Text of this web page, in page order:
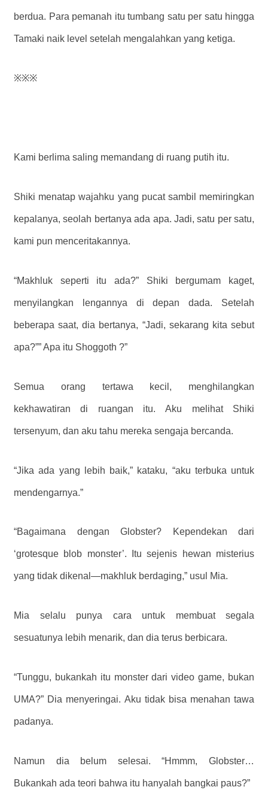
berdua. Para pemanah itu tumbang satu per satu hingga
Tamaki naik level setelah mengalahkan yang ketiga.
※※※
Kami berlima saling memandang di ruang putih itu.
Shiki menatap wajahku yang pucat sambil memiringkan
kepalanya, seolah bertanya ada apa. Jadi, satu per satu,
kami pun menceritakannya.
“Makhluk seperti itu ada?” Shiki bergumam kaget,
menyilangkan lengannya di depan dada. Setelah
beberapa saat, dia bertanya, “Jadi, sekarang kita sebut
apa?”” Apa itu Shoggoth ?”
Semua orang tertawa kecil, menghilangkan
kekhawatiran di ruangan itu. Aku melihat Shiki
tersenyum, dan aku tahu mereka sengaja bercanda.
“Jika ada yang lebih baik,” kataku, “aku terbuka untuk
mendengarnya.”
“Bagaimana dengan Globster? Kependekan dari
‘grotesque blob monster’. Itu sejenis hewan misterius
yang tidak dikenal—makhluk berdaging,” usul Mia.
Mia selalu punya cara untuk membuat segala
sesuatunya lebih menarik, dan dia terus berbicara.
“Tunggu, bukankah itu monster dari video game, bukan
UMA?” Dia menyeringai. Aku tidak bisa menahan tawa
padanya.
Namun dia belum selesai. “Hmmm, Globster…
Bukankah ada teori bahwa itu hanyalah bangkai paus?”